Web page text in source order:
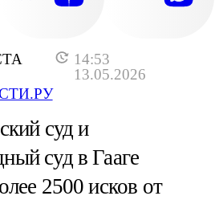
14:53
13.05.2026
суд и
суд в Гааге
2500 исков от